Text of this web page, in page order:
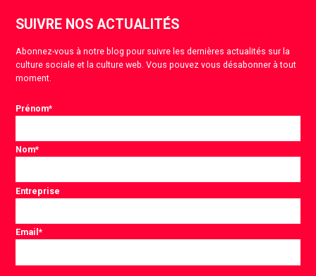
SUIVRE NOS ACTUALITÉS
Abonnez-vous à notre blog pour suivre les dernières actualités sur la
culture sociale et la culture web. Vous pouvez vous désabonner à tout
moment.
Prénom*
Nom*
Entreprise
Email*